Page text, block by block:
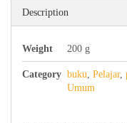
Description
Weight 200 g
Category buku, Pelajar,
Umum